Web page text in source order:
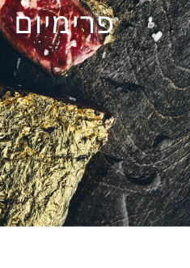
פרימיום